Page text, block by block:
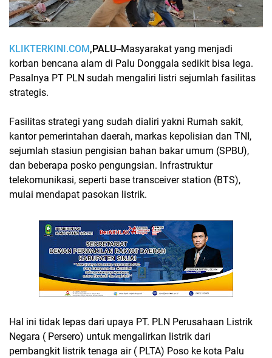
KLIKTERKINI.COM,PALU--Masyarakat yang menjadi
korban bencana alam di Palu Donggala sedikit bisa lega.
Pasalnya PT PLN sudah mengaliri listri sejumlah fasilitas
strategis.
Fasilitas strategi yang sudah dialiri yakni Rumah sakit,
kantor pemerintahan daerah, markas kepolisian dan TNI,
sejumlah stasiun pengisian bahan bakar umum (SPBU),
dan beberapa posko pengungsian. Infrastruktur
telekomunikasi, seperti base transceiver station (BTS),
mulai mendapat pasokan listrik.
Hal ini tidak lepas dari upaya PT. PLN Perusahaan Listrik
Negara ( Persero) untuk mengalirkan listrik dari
pembangkit listrik tenaga air ( PLTA) Poso ke kota Palu